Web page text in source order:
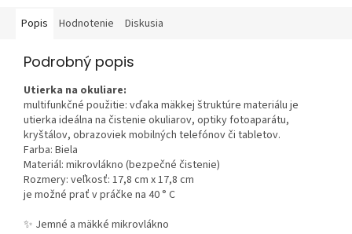
Popis Hodnotenie Diskusia
Podrobný popis
Utierka na okuliare:
multifunkčné použitie: vďaka mäkkej štruktúre materiálu je
utierka ideálna na čistenie okuliarov, optiky fotoaparátu,
kryštálov, obrazoviek mobilných telefónov či tabletov.
Farba: Biela
Materiál: mikrovlákno (bezpečné čistenie)
Rozmery: veľkosť: 17,8 cm x 17,8 cm
je možné prať v práčke na 40 ° C
✨ Jemné a mäkké mikrovlákno